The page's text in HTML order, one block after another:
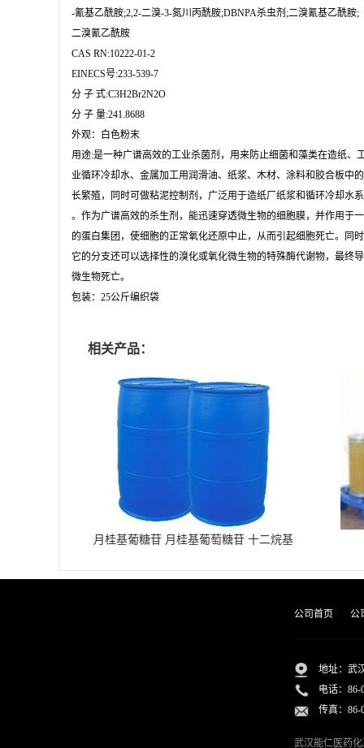
-氰基乙酰胺;2,2-二溴-3-氮川丙酰胺;DBNPA杀虫剂;二溴氰基乙酰胺;
二溴氰乙酰胺
CAS RN:10222-01-2
EINECS号:233-539-7
分 子 式:C3H2Br2N2O
分 子 量:241.8688
外观：白色粉末
用途:是一种广谱高效的工业杀菌剂，用来防止细菌和藻类在造纸、
业循环冷却水、金属加工用润滑油、纸浆、木材、涂料和胶合板中
长繁殖，同时可做粘泥控制剂，广泛用于造纸厂纸浆和循环冷却水
。作为广谱高效的杀生剂，能迅速穿透微生物的细胞膜，并作用于
的蛋白集团，使细胞的正常氧化还原中止，从而引起细胞死亡。同
它的分支还可以选择性的溴化或氧化微生物的特殊酶代谢物，最终
微生物死亡。
包装：25公斤编织袋
相关产品：
月桂基葡糖苷 月桂基葡萄糖苷 十二烷基
公司首页 公
地址：武
电话： 86-
传真：86-
武汉能仁医药